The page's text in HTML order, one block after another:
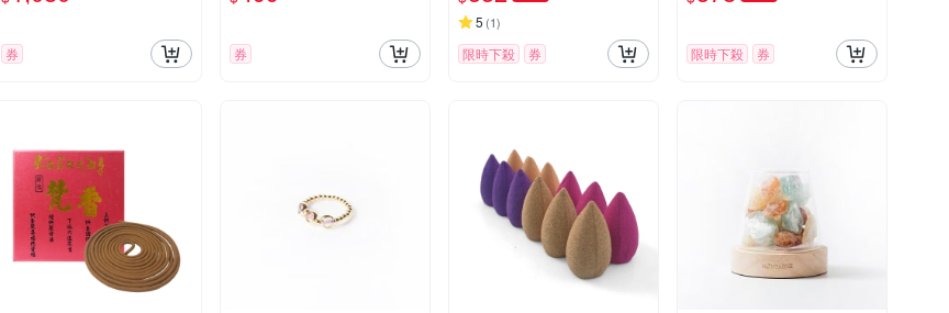
券 券
5 (1)
限時下殺 券 限時下殺 券